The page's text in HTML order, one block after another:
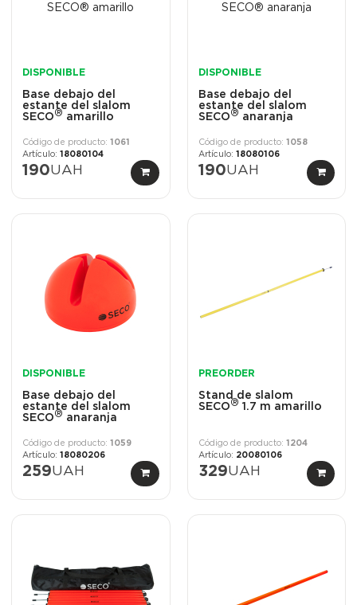
DISPONIBLE
Base debajo del
estante del slalom
SECO® amarillo
1061
18080104
190UAH
DISPONIBLE
Base debajo del
estante del slalom
SECO® anaranja
1058
18080106
190UAH
DISPONIBLE
Base debajo del
estante del slalom
SECO® anaranja
1059
18080206
259UAH
PREORDER
Stand de slalom
SECO® 1.7 m amarillo
1204
20080106
329UAH